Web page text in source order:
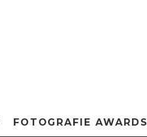
FOTOGRAFIE AWARDS